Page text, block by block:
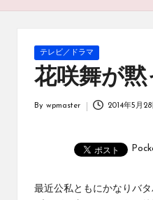
Posted
テレビ／ドラマ
花咲舞が
By wpmaster 2014年5月28
最近公私ともにかなりバタ